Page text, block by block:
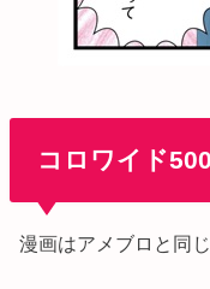
コロワイド
漫画はアメブロと同じ